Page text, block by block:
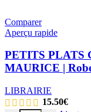
Comparer
Aperçu rapide
PETITS PLATS
MAURICE |
LIBRAIRIE
15.50€